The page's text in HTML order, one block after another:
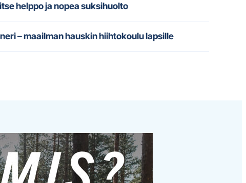
helppo ja nopea suksihuolto
– maailman hauskin hiihtokoulu lapsille